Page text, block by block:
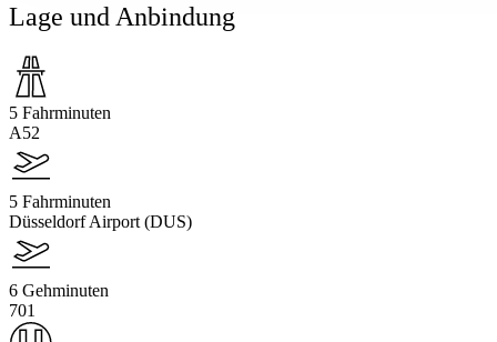
Lage und Anbindung
5 Fahrminuten
A52
5 Fahrminuten
Düsseldorf Airport (DUS)
6 Gehminuten
701